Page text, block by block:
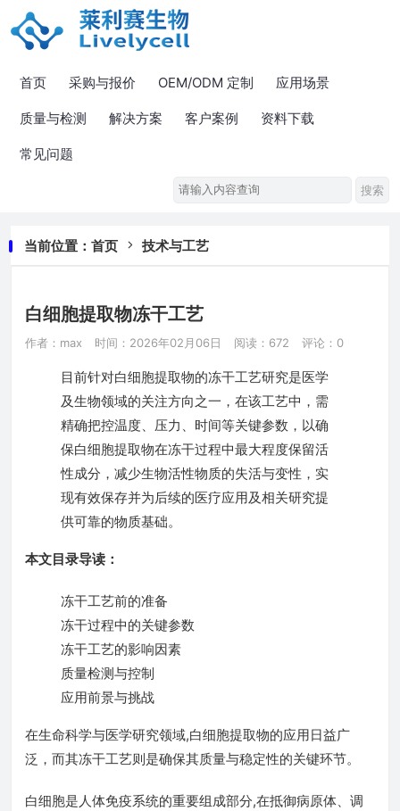
首页 采购与报价 OEM/ODM 定制 应用场景
质量与检测 解决方案 客户案例 资料下载
常见问题
当前位置： 首页 技术与工艺
白细胞提取物冻干工艺
作者：max 时间：2026年02月06日 阅读：672 评论：0
目前针对白细胞提取物的冻干工艺研究是医学
及生物领域的关注方向之一，在该工艺中，需
精确把控温度、压力、时间等关键参数，以确
保白细胞提取物在冻干过程中最大程度保留活
性成分，减少生物活性物质的失活与变性，实
现有效保存并为后续的医疗应用及相关研究提
供可靠的物质基础。
本文目录导读：
冻干工艺前的准备
冻干过程中的关键参数
冻干工艺的影响因素
质量检测与控制
应用前景与挑战
在生命科学与医学研究领域,白细胞提取物的应用日益广
泛，而其冻干工艺则是确保其质量与稳定性的关键环节。
白细胞是人体免疫系统的重要组成部分,在抵御病原体、调